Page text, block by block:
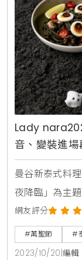
Lady
音、變裝進
曼谷新泰式料
夜降臨」為主
型，更運用芝
邪餓鬼怪，推
與草莓大福的
網友評分
#萬聖節 #
2023/10/20 編輯